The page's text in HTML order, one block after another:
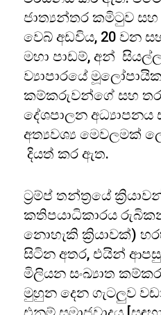
ජාත්‍යන්තර කමිටුව සහ
වෙබ් අඩවිය, 20 වන
මහා පාඩම්, අන්
ව්‍යාපාරයේ
කම්කරුවන්ගේ සහ
දේශපාලන
අත්‍යවශ්‍ය මෙවලමක්
දියත් කර ඇත.
ට්‍රම්ප් තන්ත්‍රයේ
කතිපයාධිකාරය
නොහැකි ක්‍රියාවක්)
සිටින අතර, එයින්
මිලියන සංඛ්‍යාත
මුහුන දෙන ගැටලුව